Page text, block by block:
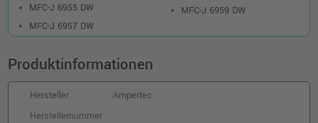
MFC-J 6955 DW
MFC-J 6957 DW
MFC-J 6959 DW
Produktinformationen
Hersteller
Ampertec
Herstellernummer